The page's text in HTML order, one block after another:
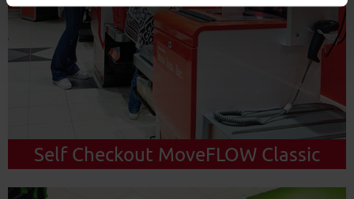
Self Checkout MoveFLOW Classic